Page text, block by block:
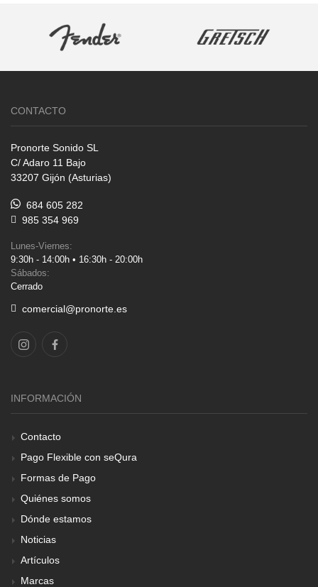
CONTACTO
Pronorte Sonido SL
C/ Adaro 11 Bajo
33207 Gijón (Asturias)
684 605 282
985 354 969
Lunes-Viernes:
9:30h - 14:00h • 16:30h - 20:00h
Sábados:
Cerrado
comercial@pronorte.es
INFORMACIÓN
Contacto
Pago Flexible con seQura
Formas de Pago
Quiénes somos
Dónde estamos
Noticias
Artículos
Marcas